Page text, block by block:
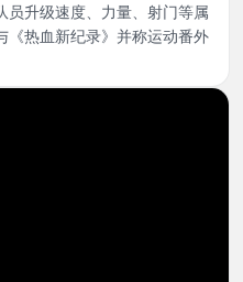
员升级速度、力量、射门等属
《热血新纪录》并称运动番外